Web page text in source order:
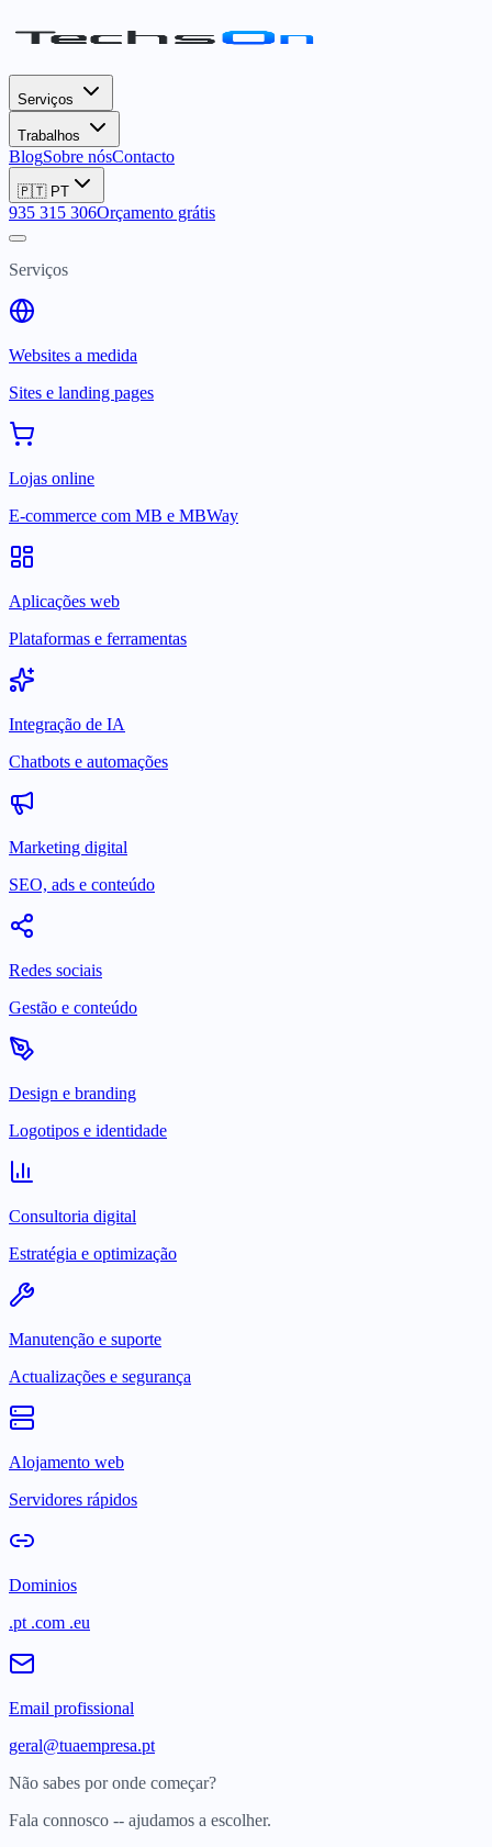
Serviços
Trabalhos
BlogSobre nósContacto
🇵🇹 PT
935 315 306Orçamento grátis
Serviços
Websites a medida
Sites e landing pages
Lojas online
E-commerce com MB e MBWay
Aplicações web
Plataformas e ferramentas
Integração de IA
Chatbots e automações
Marketing digital
SEO, ads e conteúdo
Redes sociais
Gestão e conteúdo
Design e branding
Logotipos e identidade
Consultoria digital
Estratégia e optimização
Manutenção e suporte
Actualizações e segurança
Alojamento web
Servidores rápidos
Dominios
.pt .com .eu
Email profissional
geral@tuaempresa.pt
Não sabes por onde começar?
Fala connosco -- ajudamos a escolher.